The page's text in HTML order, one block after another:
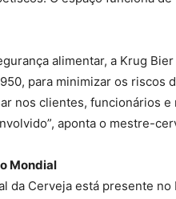
alimentar, a Krug
para minimizar os
nos clientes, funcionários
aponta o mestre-
Mondial
da Cerveja está presente